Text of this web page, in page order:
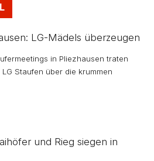
LG-Mädels überzeugen
in Pliezhausen traten
Staufen über die krummen
und Rieg siegen in